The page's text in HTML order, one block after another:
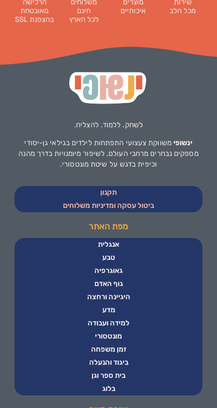
שירות
מכל הלב
מוצרים
איכותיים
משלוחים
חינם
לכל הארץ
הרכישה
מאובטחת
בהצפנת SSL
לשחק. ללמוד. להצליח.
ינשופי משווקת צעצועי התפתחות לילדים בגילאי גן-יסודי
מספקים נבחרים מרחבי העולם, לשיפור מיומנויות בדרך מהנה
וכיפית בדגש על שיטת מונטסורי.
תקנון
ביטול עסקה ומדיניות משלוחים
מפת האתר
אנגלית
טבע
גאוגרפיה
גוף האדם
היגיינה ורחצה
מדע
למידה ועבודה
מונטסורי
זמן משפחה
ביגוד והנעלה
בית ספר וגן
בלוג